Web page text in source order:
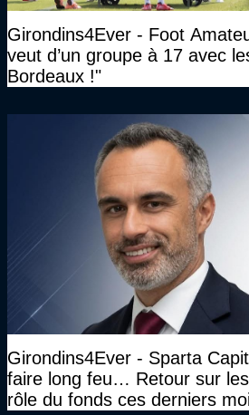
Girondins4Ever - Foot
veut d’un groupe à 17 avec
Bordeaux !"
Girondins4Ever - Sparta
faire long feu… Retour sur
rôle du fonds ces derniers